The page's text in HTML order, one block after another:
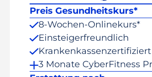
Preis Gesundheitskurs*
8-Wochen-Onlinekurs*
Einsteigerfreundlich
Krankenkassenzertifiziert
3 Monate CyberFitness